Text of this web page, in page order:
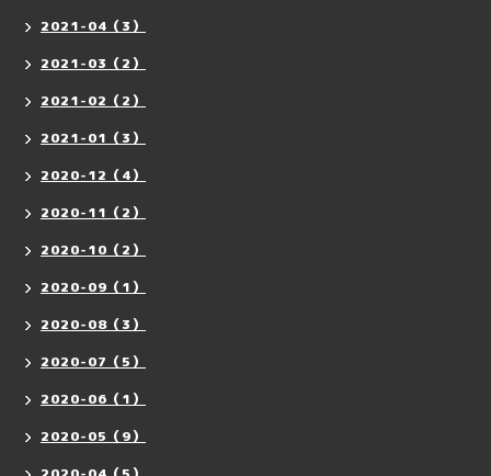
2021-04（3）
2021-03（2）
2021-02（2）
2021-01（3）
2020-12（4）
2020-11（2）
2020-10（2）
2020-09（1）
2020-08（3）
2020-07（5）
2020-06（1）
2020-05（9）